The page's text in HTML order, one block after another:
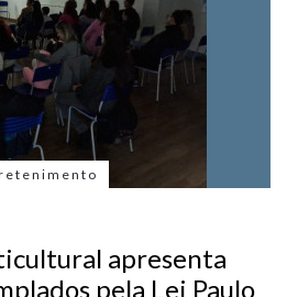
apresenta
pela Lei Paulo